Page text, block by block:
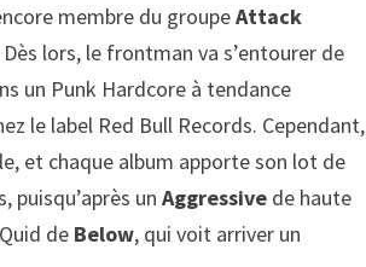
membre du groupeAttack
lors, le frontman va s’entourer de
un Punk Hardcore à tendance
le label Red Bull Records. Cependant,
et chaque album apporte son lot de
puisqu’après unAggressive de haute
de Below, qui voit arriver un